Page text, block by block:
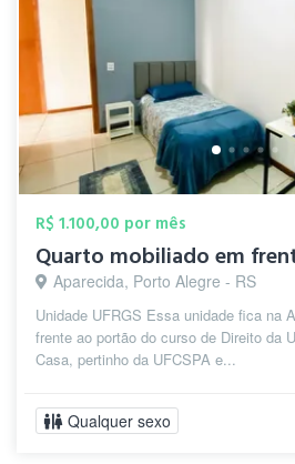
R$ 1.100,00 por mês
Aparecida, Porto Alegre - RS
Unidade UFRGS Essa unidade fica na
frente ao portão do curso de Direito da
Casa, pertinho da UFCSPA e...
Qualquer sexo